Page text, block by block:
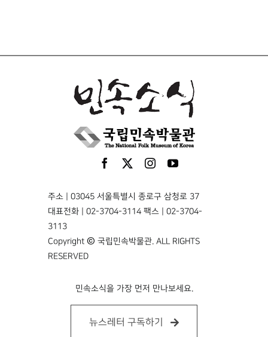
주소 | 03045 서울특별시 종로구 삼청로 37
대표전화 | 02-3704-3114 팩스 | 02-3704-
3113
Copyright © 국립민속박물관. ALL RIGHTS
RESERVED
민속소식을 가장 먼저 만나보세요.
뉴스레터 구독하기